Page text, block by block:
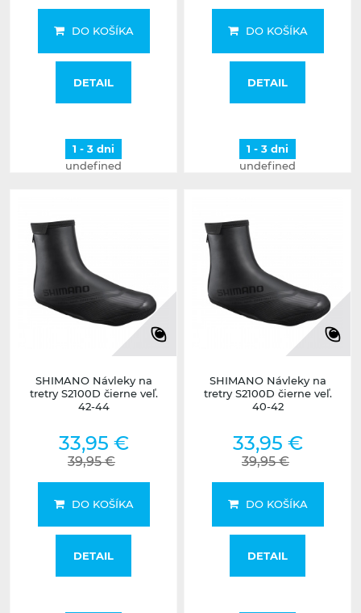
DO KOŠÍKA
DETAIL
1 - 3 dni
undefined
DO KOŠÍKA
DETAIL
1 - 3 dni
undefined
SHIMANO Návleky na
tretry S2100D čierne veľ.
42-44
33,95 €
39,95 €
DO KOŠÍKA
DETAIL
SHIMANO Návleky na
tretry S2100D čierne veľ.
40-42
33,95 €
39,95 €
DO KOŠÍKA
DETAIL